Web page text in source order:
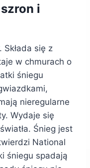
i
się z
w chmurach o
śniegu
nieregularne
Wydaje się
Śnieg jest
National
śniegu spadają